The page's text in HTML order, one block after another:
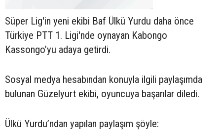
Süper Lig'in yeni ekibi Baf Ülkü Yurdu daha önce
Türkiye PTT 1. Ligi'nde oynayan Kabongo
Kassongo’yu adaya getirdi.
Sosyal medya hesabından konuyla ilgili paylaşımda
bulunan Güzelyurt ekibi, oyuncuya başarılar diledi.
Ülkü Yurdu’ndan yapılan paylaşım şöyle: